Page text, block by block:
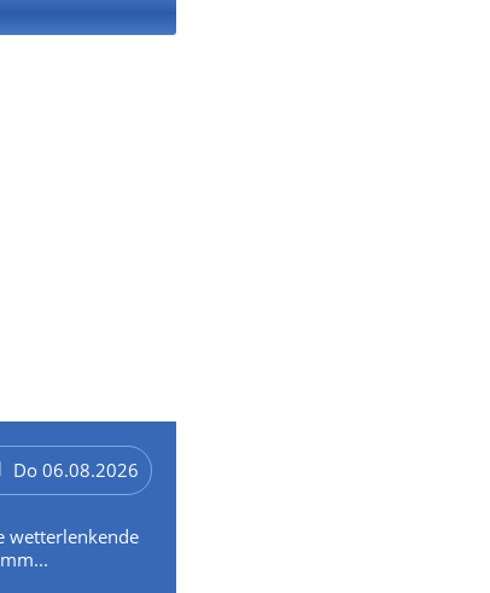
Do 06.08.2026
wetterlenkende